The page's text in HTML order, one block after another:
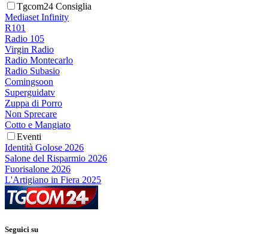
Tgcom24 Consiglia
Mediaset Infinity
R101
Radio 105
Virgin Radio
Radio Montecarlo
Radio Subasio
Comingsoon
Superguidatv
Zuppa di Porro
Non Sprecare
Cotto e Mangiato
Eventi
Identità Golose 2026
Salone del Risparmio 2026
Fuorisalone 2026
L'Artigiano in Fiera 2025
Seguici su